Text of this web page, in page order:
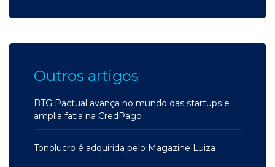
Outros artigos
BTG Pactual avança no mundo das startups e
amplia fatia na CredPago
Tonolucro é adquirida pelo Magazine Luiza